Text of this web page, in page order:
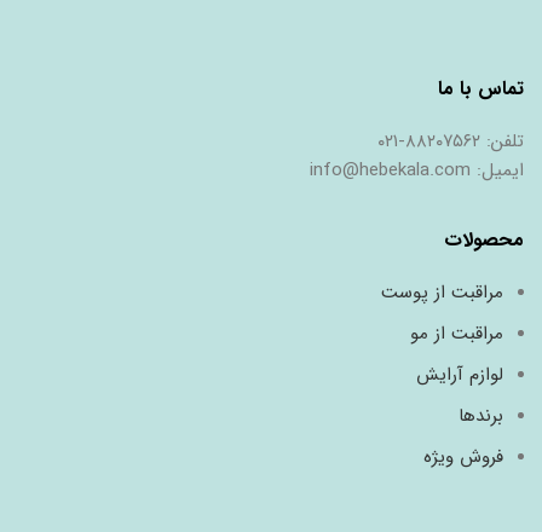
محصولات
مراقبت از پوست
مراقبت از مو
لوازم آرایش
برندها
فروش ویژه
ﺗﻤﺎس ﺑﺎ ﻣﺎ
ﺗﻠﻔﻦ: ٨٨٢٠٧٥٦٢-٠٢١
اﯾﻤﯿﻞ: info@hebekala.com